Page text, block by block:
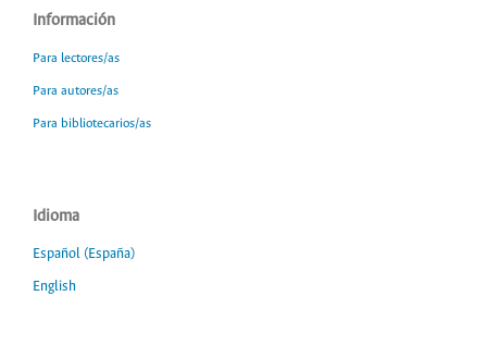
Información
Para lectores/as
Para autores/as
Para bibliotecarios/as
Idioma
Español (España)
English